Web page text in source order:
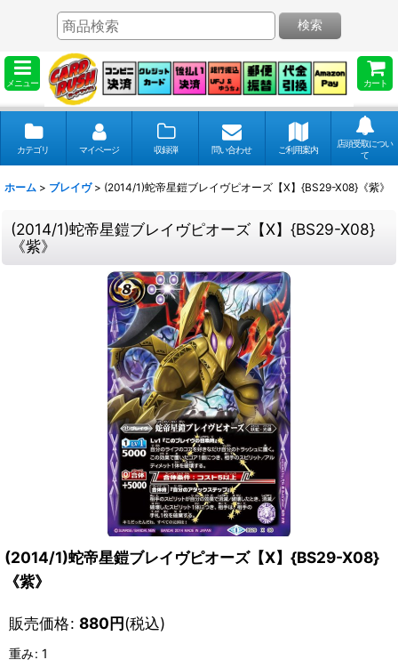
メニュー カート
検索
カテゴリ マイページ 収録弾 問い合わせ ご利用案内
店頭受取につい
て
ホーム > ブレイヴ > (2014/1)蛇帝星鎧ブレイヴピオーズ【X】{BS29-X08}《紫》
(2014/1)蛇帝星鎧ブレイヴピオーズ【X】{BS29-X08}
《紫》
(2014/1)蛇帝星鎧ブレイヴピオーズ【X】{BS29-X08}
《紫》
販売価格: 880円(税込)
重み: 1